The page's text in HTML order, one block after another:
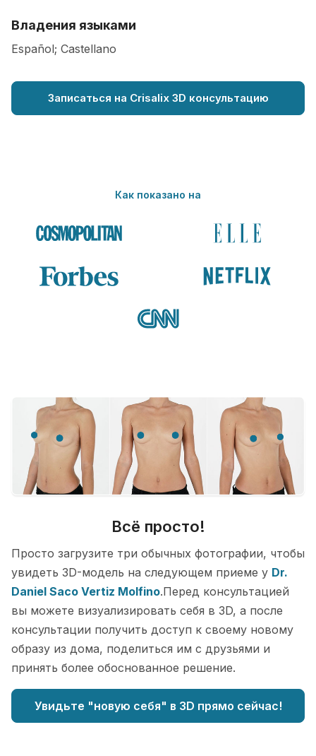
Владения языками
Español; Castellano
Записаться на Crisalix 3D консультацию
Как показано на
Всё просто!
Просто загрузите три обычных фотографии, чтобы
увидеть 3D-модель на следующем приеме у Dr.
Daniel Saco Vertiz Molfino.Перед консультацией
вы можете визуализировать себя в 3D, а после
консультации получить доступ к своему новому
образу из дома, поделиться им с друзьями и
принять более обоснованное решение.
Увидьте "новую себя" в 3D прямо сейчас!